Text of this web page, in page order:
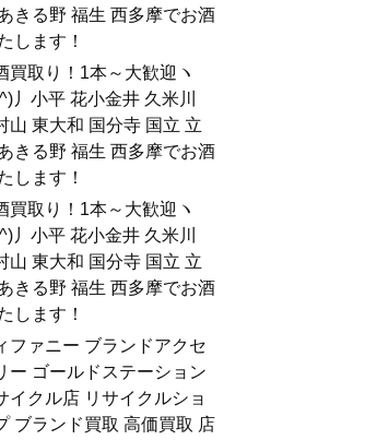
きる野 福生 西多摩でお酒
します！
買取り！1本～大歓迎ヽ
丿小平 花小金井 久米川
山 東大和 国分寺 国立 立
きる野 福生 西多摩でお酒
します！
買取り！1本～大歓迎ヽ
丿小平 花小金井 久米川
山 東大和 国分寺 国立 立
きる野 福生 西多摩でお酒
します！
ファニー ブランドアクセ
ー ゴールドステーション
イクル店 リサイクルショ
ブランド買取 高価買取 店